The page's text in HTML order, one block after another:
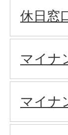
休日窓
マイナ
マイナ